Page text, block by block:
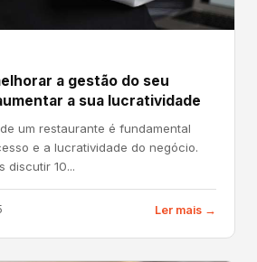
a gestão do seu
a sua lucratividade
um restaurante é fundamental
e a lucratividade do negócio.
discutir 10...
Ler mais →